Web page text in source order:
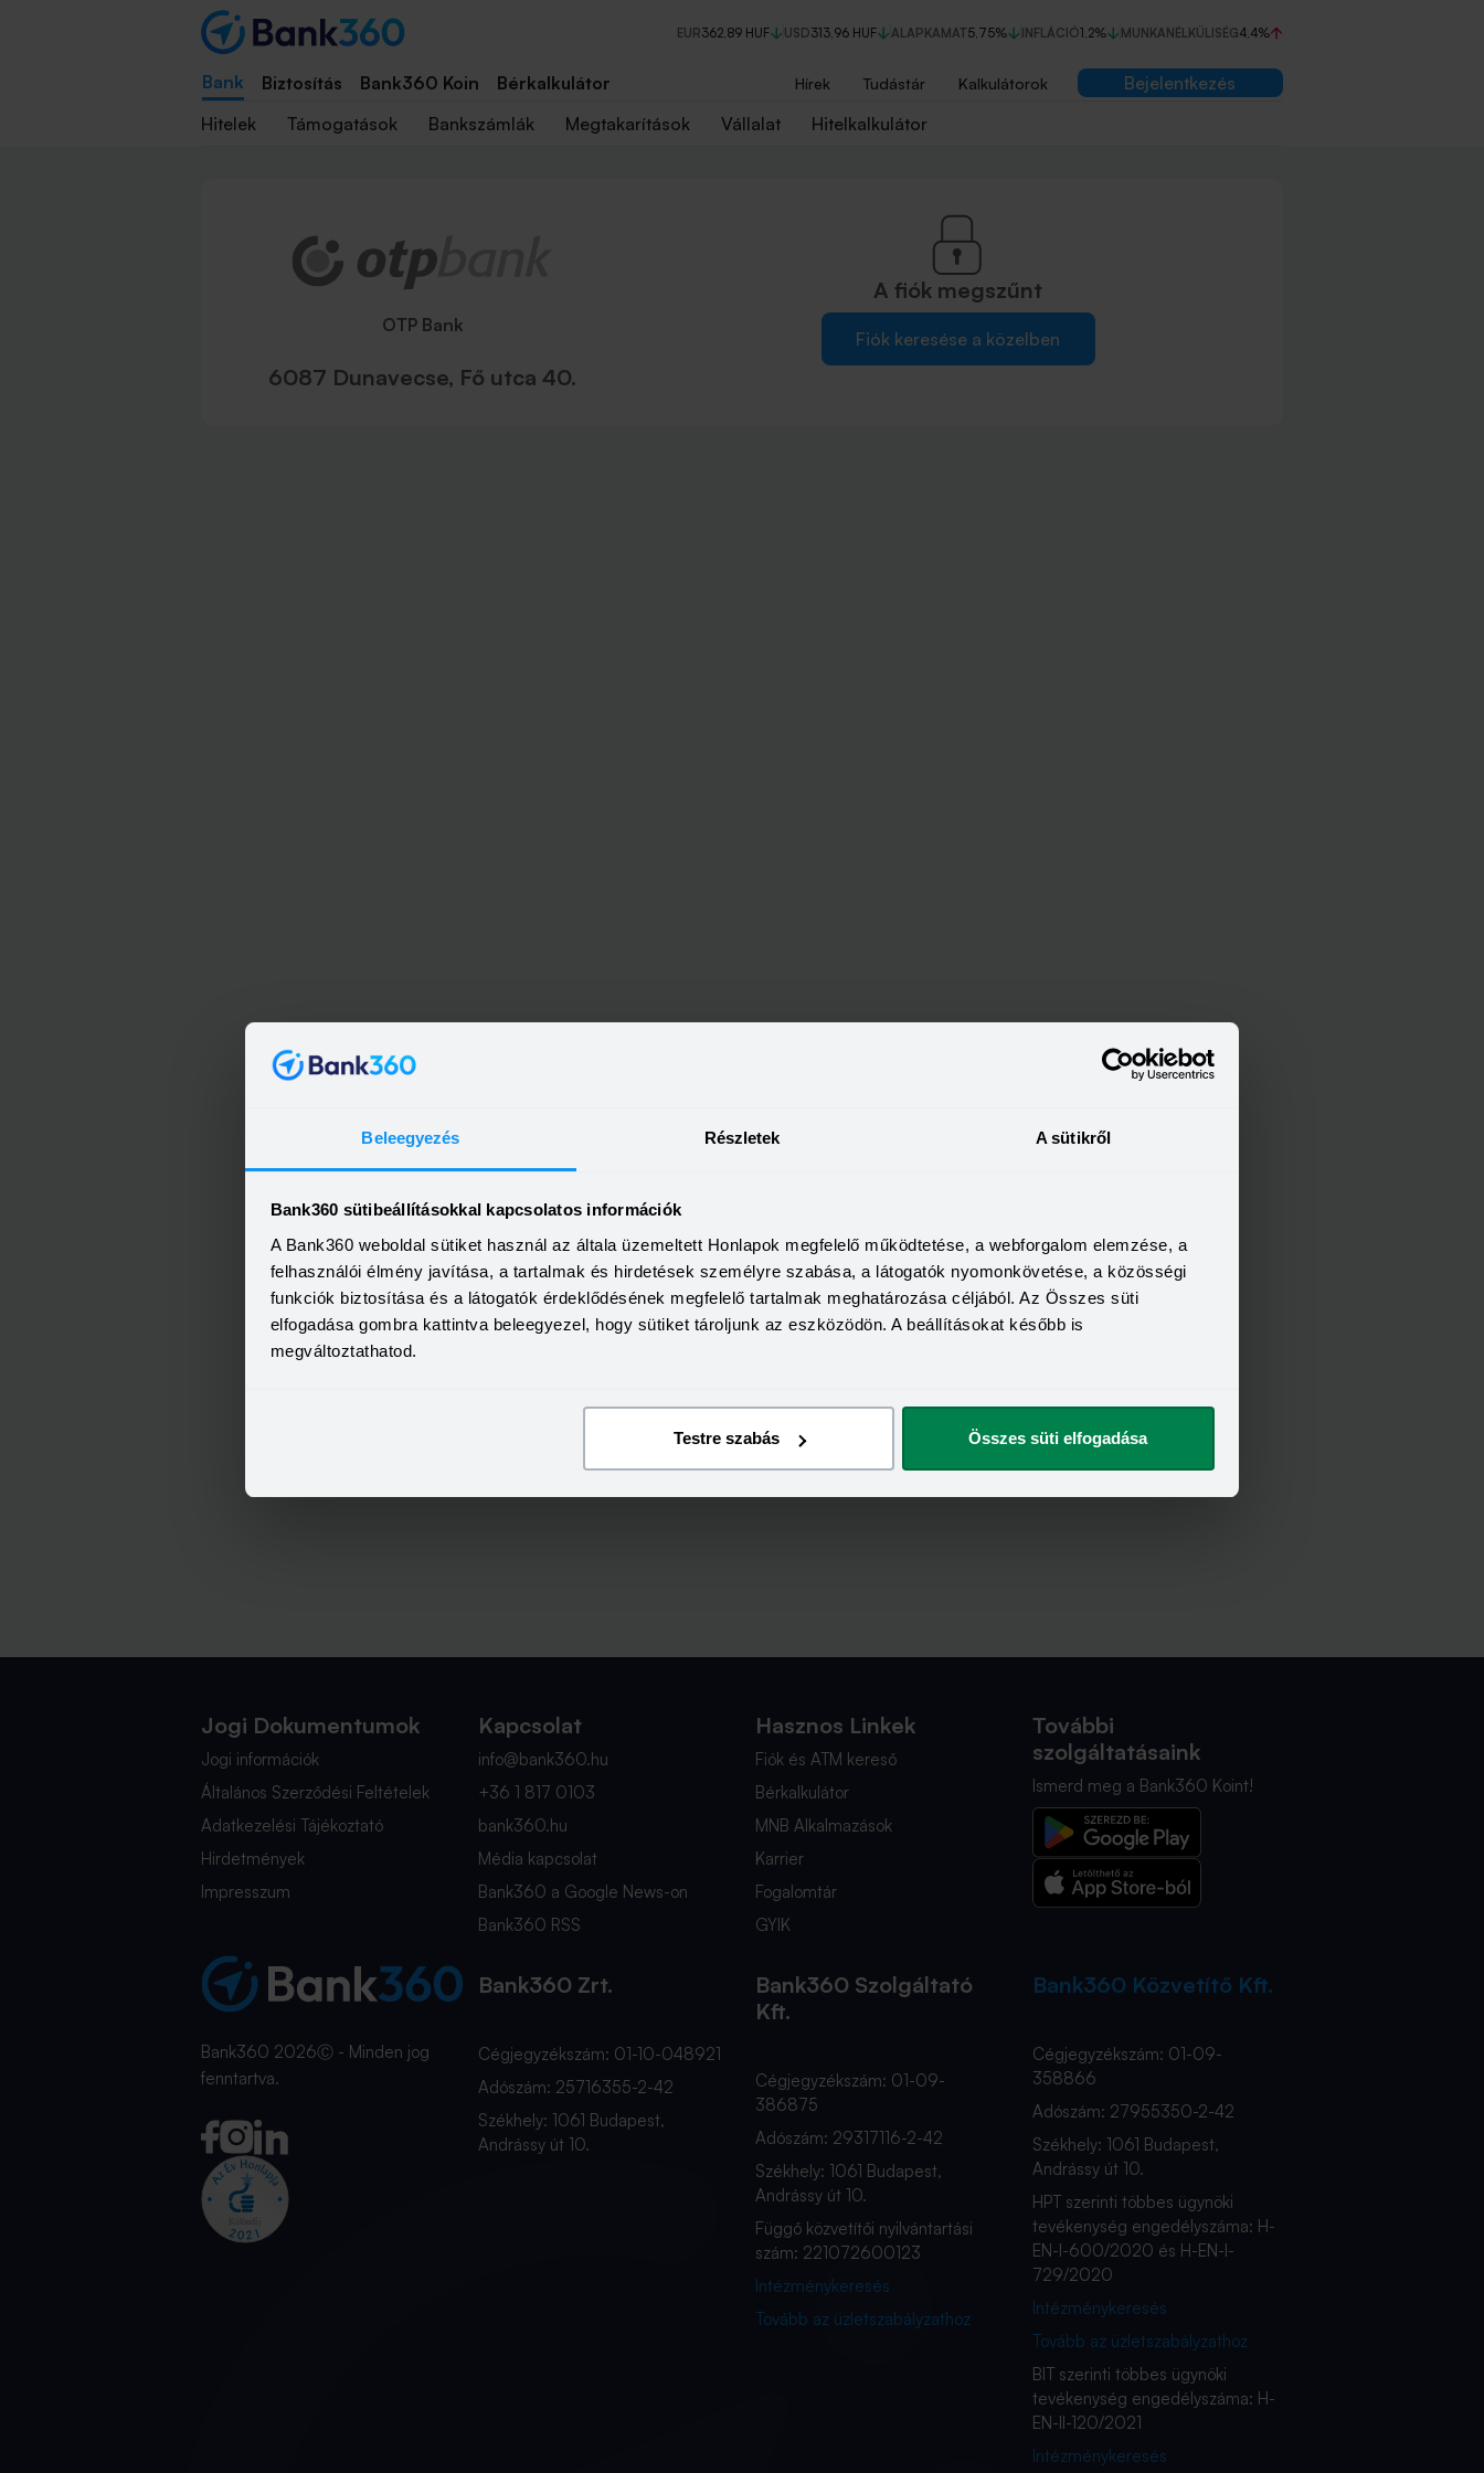
Beleegyezés Részletek A sütikről
Bank360 sütibeállításokkal kapcsolatos információk
A Bank360 weboldal sütiket használ az általa üzemeltett Honlapok megfelelő működtetése, a webforgalom elemzése, a
felhasználói élmény javítása, a tartalmak és hirdetések személyre szabása, a látogatók nyomonkövetése, a közösségi
funkciók biztosítása és a látogatók érdeklődésének megfelelő tartalmak meghatározása céljából. Az Összes süti
elfogadása gombra kattintva beleegyezel, hogy sütiket tároljunk az eszközödön. A beállításokat később is
megváltoztathatod.
Testre szabás Összes süti elfogadása
EUR362,89 HUF USD313,96 HUF ALAPKAMAT5,75% INFLÁCIÓ1,2% MUNKANÉLKÜLISÉG4,4%
Bank Biztosítás Bank360 Koin Bérkalkulátor Hírek Tudástár Kalkulátorok
Bejelentkezés
Hitelek
Támogatások Bankszámlák Megtakarítások Vállalat Hitelkalkulátor
OTP Bank
6087 Dunavecse, Fő utca 40.
A fiók megszűnt
Fiók keresése a közelben
Jogi Dokumentumok
Jogi információk
Általános Szerződési Feltételek
Adatkezelési Tájékoztató
Hirdetmények
Impresszum
Kapcsolat
info@bank360.hu
+36 1 817 0103
bank360.hu
Média kapcsolat
Bank360 a Google News-on
Bank360 RSS
Hasznos Linkek
Fiók és ATM kereső
Bérkalkulátor
MNB Alkalmazások
Karrier
Fogalomtár
GYIK
További
szolgáltatásaink
Ismerd meg a Bank360 Koint!
Bank360 2026Ⓒ - Minden jog
fenntartva.
Bank360 Zrt.
Cégjegyzékszám: 01-10-048921
Adószám: 25716355-2-42
Székhely: 1061 Budapest,
Andrássy út 10.
Bank360 Szolgáltató
Kft.
Cégjegyzékszám: 01-09-
386875
Adószám: 29317116-2-42
Székhely: 1061 Budapest,
Andrássy út 10.
Függő közvetítői nyilvántartási
szám: 221072600123
Intézménykeresés
Tovább az üzletszabályzathoz
Bank360 Közvetítő Kft.
Cégjegyzékszám: 01-09-
358866
Adószám: 27955350-2-42
Székhely: 1061 Budapest,
Andrássy út 10.
HPT szerinti többes ügynöki
tevékenység engedélyszáma: H-
EN-I-600/2020 és H-EN-I-
729/2020
Intézménykeresés
Tovább az üzletszabályzathoz
BIT szerinti többes ügynöki
tevékenység engedélyszáma: H-
EN-II-120/2021
Intézménykeresés